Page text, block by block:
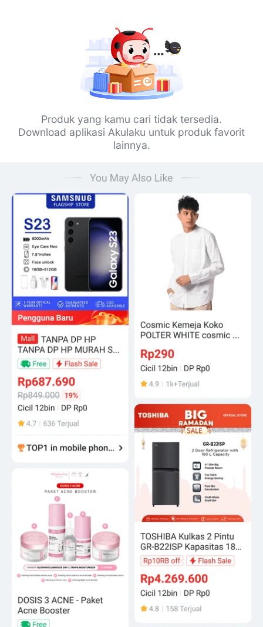
Produk yang kamu cari tidak tersedia.
Download aplikasi Akulaku untuk produk favorit
lainnya.